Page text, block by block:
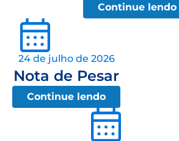
Continue lendo
24 de julho de 2026
Nota de Pesar
Continue lendo